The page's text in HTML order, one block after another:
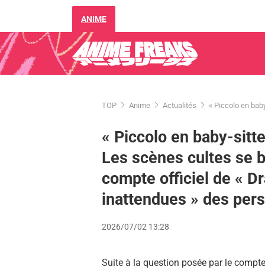
ANIME
TOP Anime Actualités « Piccolo en
« Piccolo en baby-
Les scènes cultes se
compte officiel de «
inattendues » des
2026/07/02 13:28
Suite à la question posée par le